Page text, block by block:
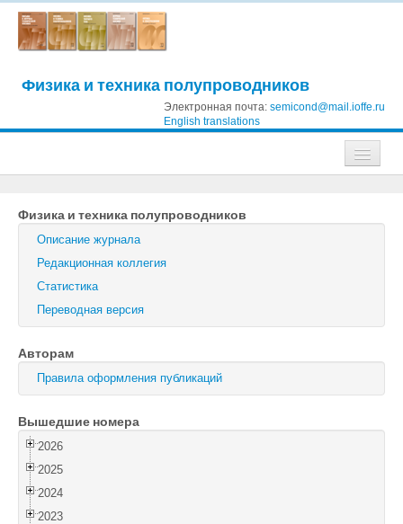
Физика и техника полупроводников
Электронная почта: semicond@mail.ioffe.ru
English translations
Журнал технической физики
Письма в Журнал технической физики
Физика твердого тела
Физика и техника полупроводников
Оптика и спектроскопия
Поиск
Войти
Физика и техника полупроводников
Описание журнала
Редакционная коллегия
Статистика
Переводная версия
Авторам
Правила оформления публикаций
Вышедшие номера
2026
2025
2024
2023